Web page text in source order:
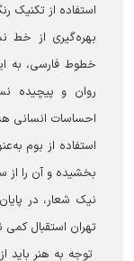
استفاده از تکنیک
بهره‌گیری از خط
خطوط فارسی، به
روان و پیچیده
احساسات انسانی
استفاده از بوم
بخشیده و آن را از
نیک شعار، در
تهران استقبال
توجه به هنر باید